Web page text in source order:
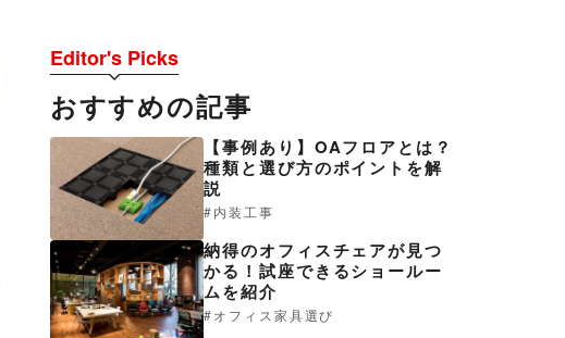
Editor's Picks
おすすめの記事
【事例あり】OAフロアとは？
種類と選び方のポイントを解
説
内装工事
納得のオフィスチェアが見つ
かる！試座できるショールー
ムを紹介
オフィス家具選び